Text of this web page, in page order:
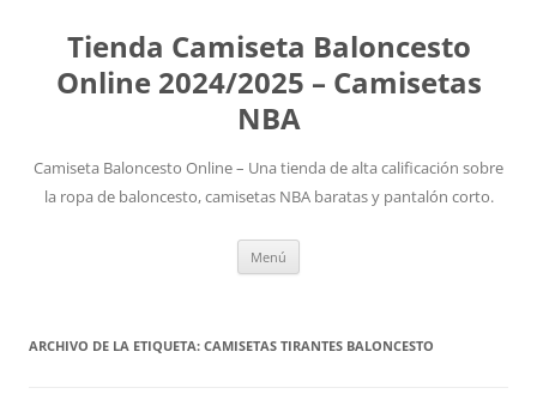
Tienda Camiseta Baloncesto
Online 2024/2025 – Camisetas
NBA
Camiseta Baloncesto Online – Una tienda de alta calificación sobre
la ropa de baloncesto, camisetas NBA baratas y pantalón corto.
Menú
ARCHIVO DE LA ETIQUETA: CAMISETAS TIRANTES BALONCESTO